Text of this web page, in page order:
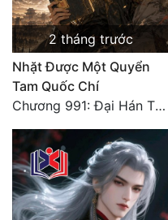
2 tháng trước
Nhặt Được Một Quyển
Tam Quốc Chí
Chương 991: Đại Hán Thiên Thư (Đại Kết Cục)